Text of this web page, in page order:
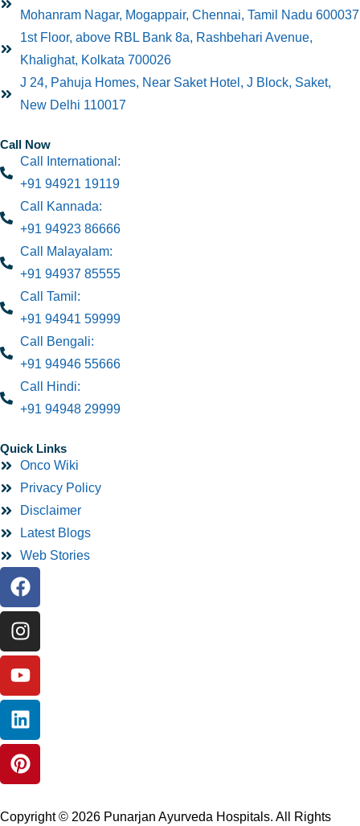
Mohanram Nagar, Mogappair, Chennai, Tamil Nadu 600037
1st Floor, above RBL Bank 8a, Rashbehari Avenue,
Khalighat, Kolkata 700026
J 24, Pahuja Homes, Near Saket Hotel, J Block, Saket,
New Delhi 110017
Call Now
Call International:
+91 94921 19119
Call Kannada:
+91 94923 86666
Call Malayalam:
+91 94937 85555
Call Tamil:
+91 94941 59999
Call Bengali:
+91 94946 55666
Call Hindi:
+91 94948 29999
Quick Links
Onco Wiki
Privacy Policy
Disclaimer
Latest Blogs
Web Stories
Copyright © 2026 Punarjan Ayurveda Hospitals. All Rights